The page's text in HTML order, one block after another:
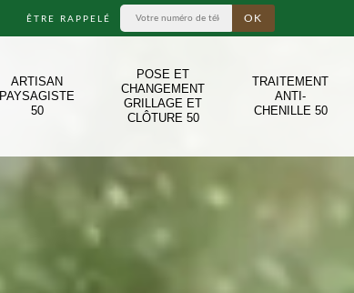
ÊTRE RAPPELÉ
ARTISAN
PAYSAGISTE
50
POSE ET
CHANGEMENT
GRILLAGE ET
CLÔTURE 50
TRAITEMENT
ANTI-
CHENILLE 50